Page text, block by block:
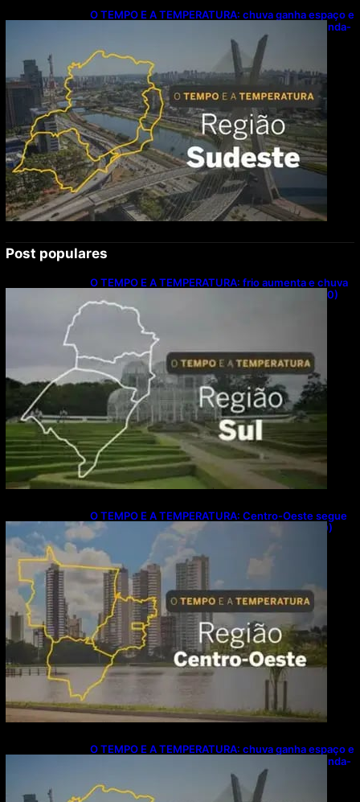
O TEMPO E A TEMPERATURA: chuva ganha espaço e
temperaturas diminuem no Sudeste nesta segunda-
Post populares
O TEMPO E A TEMPERATURA: frio aumenta e chuva
persiste em áreas do Sul nesta segunda-feira (10)
O TEMPO E A TEMPERATURA: Centro-Oeste segue
com calor e baixa umidade na segunda-feira (10)
O TEMPO E A TEMPERATURA: chuva ganha espaço e
temperaturas diminuem no Sudeste nesta segunda-